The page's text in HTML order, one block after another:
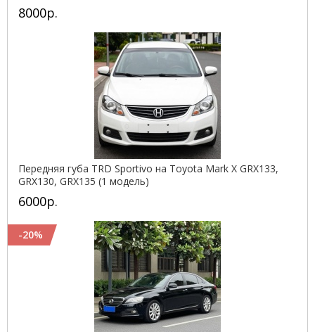
8000р.
Передняя губа TRD Sportivo на Toyota Mark X GRX133,
GRX130, GRX135 (1 модель)
6000р.
-20%